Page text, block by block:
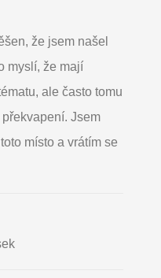
že jsem našel
myslí, že mají
ale často tomu
Jsem
místo a vrátím se